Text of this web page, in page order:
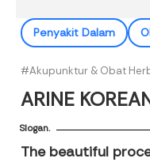
Penyakit Dalam
#Akupunktur & Obat
ARINE
The beautiful
Slogan.